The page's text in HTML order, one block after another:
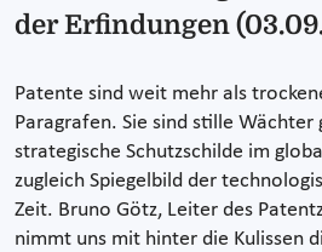
der Erfindungen
Patente sind weit mehr als
Paragrafen. Sie sind stille Wächter
strategische Schutzschilde im
zugleich Spiegelbild der
Zeit. Bruno Götz, Leiter des
nimmt uns mit hinter die Kulissen